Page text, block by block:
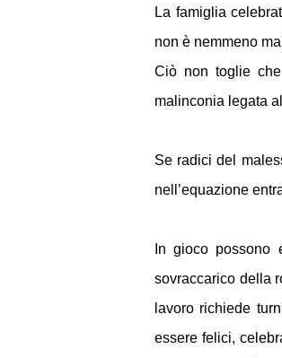
La famiglia
non è nemmeno
Ciò non toglie
malinconia legata
Se radici del
nell’equazione
In gioco possono
sovraccarico della
lavoro richiede
essere felici,